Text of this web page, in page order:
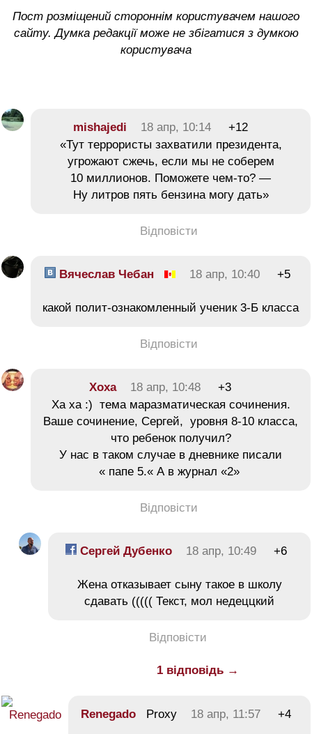
Пост розміщений стороннім користувачем нашого
сайту. Думка редакції може не збігатися з думкою
користувача
mishajedi 18 апр, 10:14
+12
«Тут террористы захватили президента,
угрожают сжечь, если мы не соберем
10 миллионов. Поможете чем-то? —
Ну литров пять бензина могу дать»
Відповісти
Вячеслав Чебан 18 апр, 10:40 +5
какой полит-ознакомленный ученик 3-Б класса
Відповісти
Хоха 18 апр, 10:48
+3
Ха ха :) тема маразматическая сочинения.
Ваше сочинение, Сергей, уровня 8-10 класса,
что ребенок получил?
У нас в таком случае в дневнике писали
« папе 5.« А в журнал «2»
Відповісти
Сергей Дубенко 18 апр, 10:49 +6
Жена отказывает cыну такое в школу
сдавать ((((( Текст, мол недеццкий
Відповісти
1 відповідь →
Renegado Proxy 18 апр, 11:57 +4